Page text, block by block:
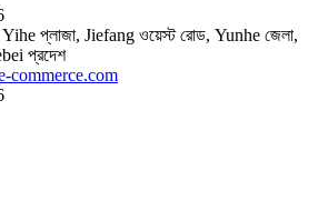
Yihe প্লাজা, Jiefang ওয়েস্ট রোড, Yunhe জেলা,
প্রদেশ
commerce.com